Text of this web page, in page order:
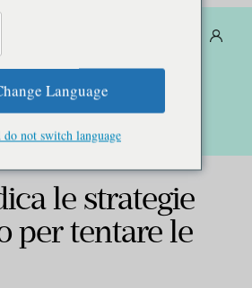
le strategie
per tentare le
Language
do not switch language